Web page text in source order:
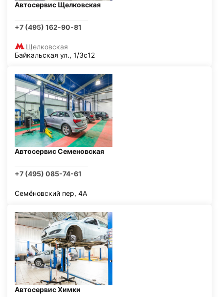
Автосервис Щелковская
+7 (495) 162-90-81
Щелковская
Байкальская ул., 1/3с12
Автосервис Семеновская
+7 (495) 085-74-61
Семёновский пер, 4А
Автосервис Химки